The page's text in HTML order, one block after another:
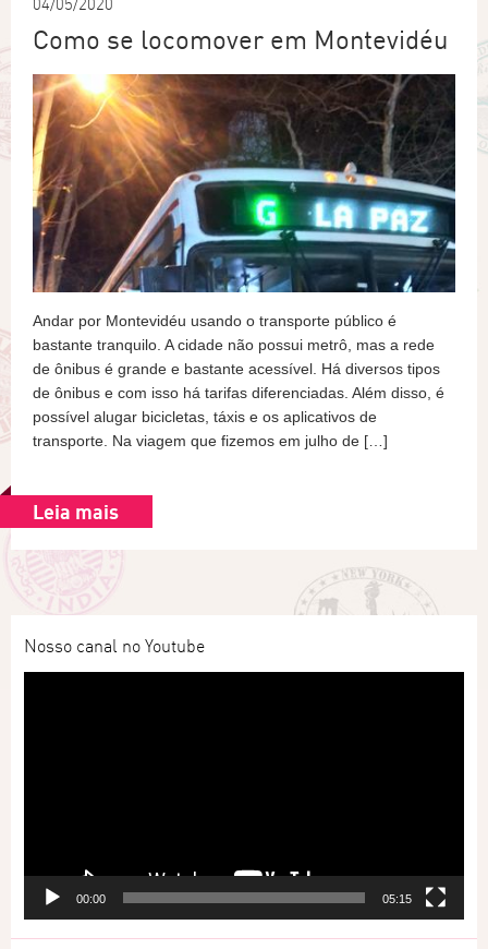
Como se locomover em Montevidéu
Andar por Montevidéu usando o transporte público é
bastante tranquilo. A cidade não possui metrô, mas a rede
de ônibus é grande e bastante acessível. Há diversos tipos
de ônibus e com isso há tarifas diferenciadas. Além disso, é
possível alugar bicicletas, táxis e os aplicativos de
transporte. Na viagem que fizemos em julho de […]
Leia mais
Nosso canal no Youtube
00:00 05:15